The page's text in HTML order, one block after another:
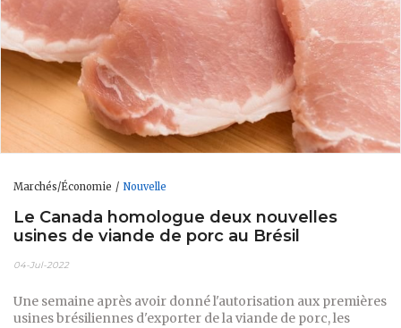
Marchés/Économie Nouvelle
Le Canada homologue deux nouvelles
usines de viande de porc au Brésil
04-Jul-2022
Une semaine après avoir donné l'autorisation aux premières
usines brésiliennes d'exporter de la viande de porc, les